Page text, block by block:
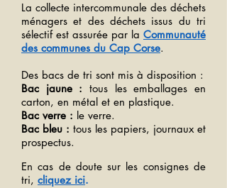
La collecte intercommunale des déchets
ménagers et des déchets issus du tri
sélectif est assurée par la Communauté
des communes du Cap Corse.
Des bacs de tri sont mis à disposition :
Bac jaune : tous les emballages en
carton, en métal et en plastique.
Bac verre : le verre.
Bac bleu : tous les papiers, journaux et
prospectus.
En cas de doute sur les consignes de
tri, cliquez ici.